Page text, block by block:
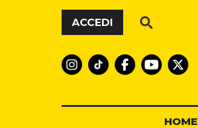
Vai al contenuto
ACCEDI
HOME